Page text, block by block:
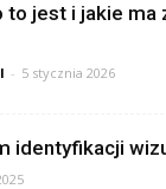
to jest i jakie ma
- 5 stycznia 2026
identyfikacji